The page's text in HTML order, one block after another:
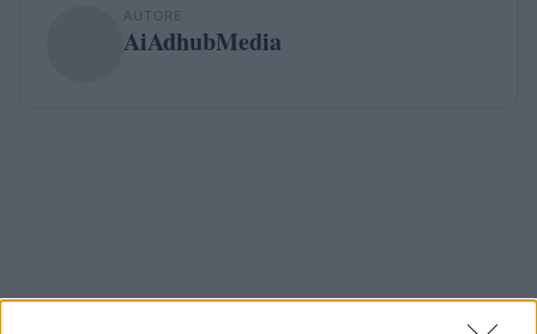
AUTORE
AiAdhubMedia